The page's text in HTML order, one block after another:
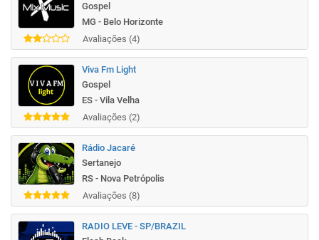
Gospel
MG - Belo Horizonte
Avaliações (4)
Viva Fm Light
Gospel
ES - Vila Velha
Avaliações (2)
Rádio Jacaré
Sertanejo
RS - Nova Petrópolis
Avaliações (8)
RADIO LEVE - SP/BRAZIL